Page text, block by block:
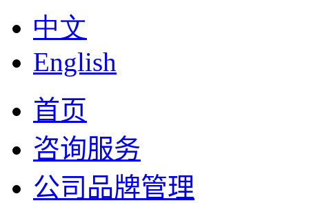
中文
English
首页
咨询服务
公司品牌管理